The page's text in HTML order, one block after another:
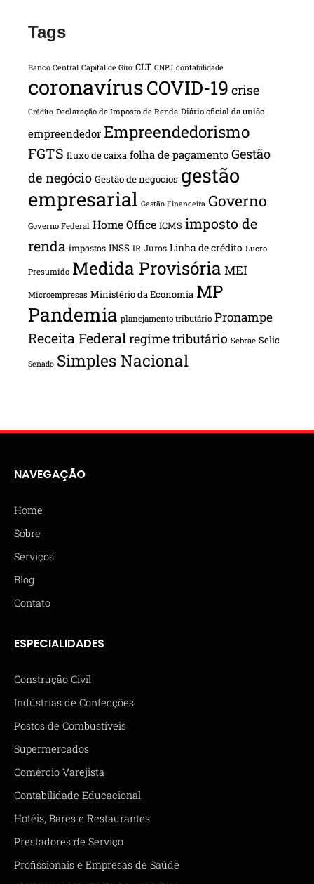
Tags
Banco Central Capital de Giro CLT CNPJ contabilidade
coronavírusCOVID-19 crise
Crédito Declaração de Imposto de Renda Diário oficial da união
empreendedor Empreendedorismo
FGTS fluxo de caixa folha de pagamento Gestão
de negócio Gestão de negócios gestão
empresarial Gestão Financeira Governo
Governo Federal Home Office ICMS imposto de
renda impostos INSS IR Juros Linha de crédito Lucro
Presumido Medida Provisória MEI
Microempresas Ministério da Economia MP
Pandemia planejamento tributário Pronampe
Receita Federalregime tributário Sebrae Selic
Senado Simples Nacional
NAVEGAÇÃO
Home
Sobre
Serviços
Blog
Contato
ESPECIALIDADES
Construção Civil
Indústrias de Confecções
Postos de Combustíveis
Supermercados
Comércio Varejista
Contabilidade Educacional
Hotéis, Bares e Restaurantes
Prestadores de Serviço
Profissionais e Empresas de Saúde